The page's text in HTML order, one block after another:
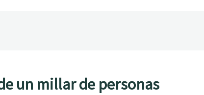
un millar de personas